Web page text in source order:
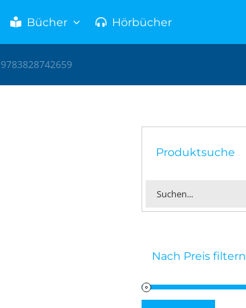
Bücher Hörbücher
9783828742659
Produktsuche
Nach Preis filtern